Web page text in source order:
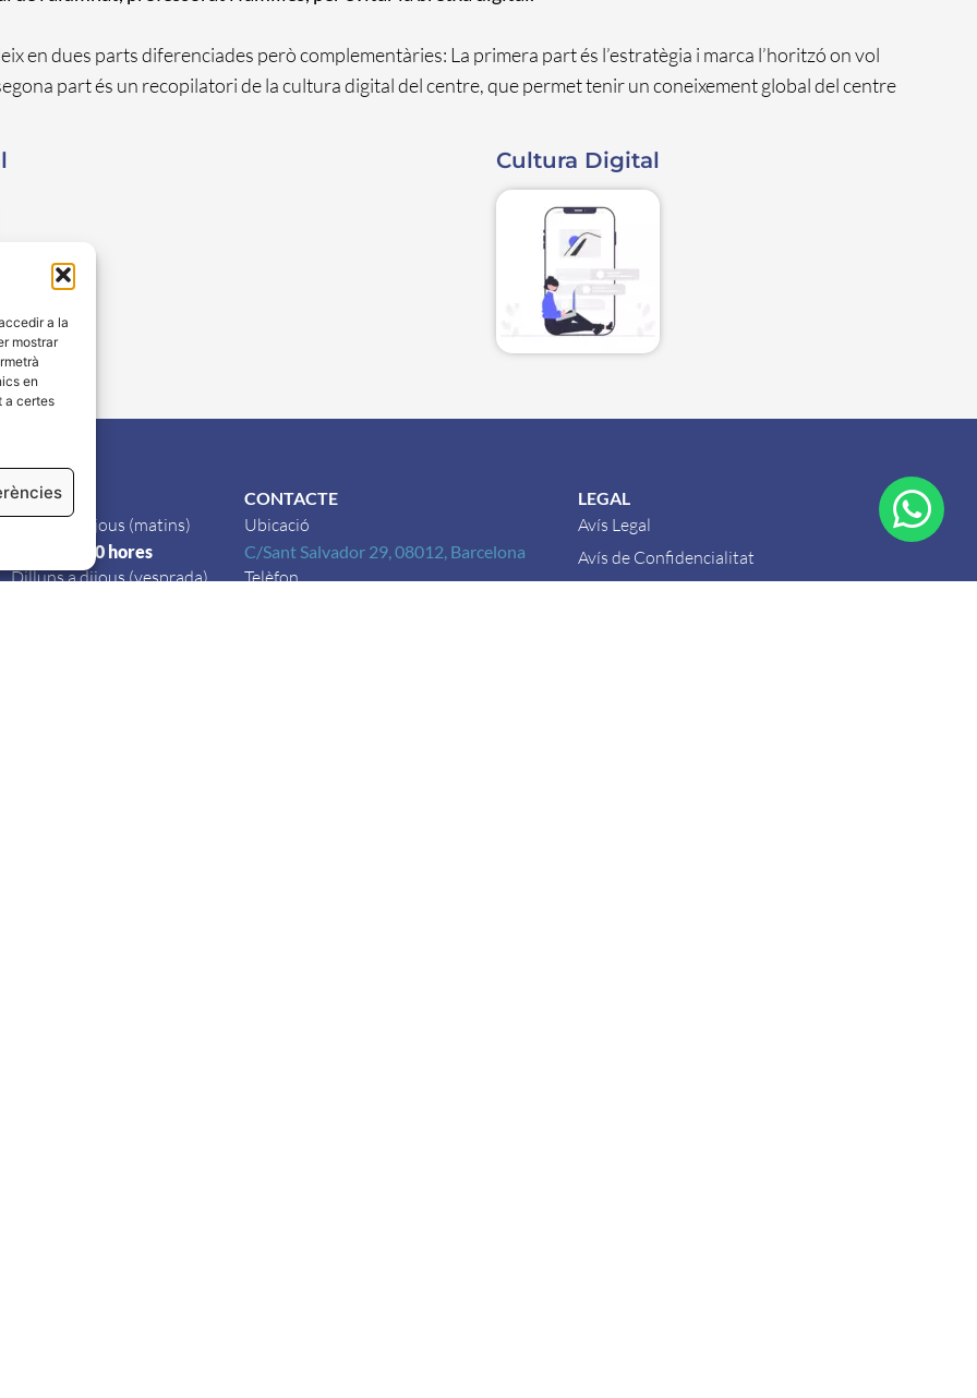
a la
mostrar
en
a certes
en dues parts diferenciades però complementàries: La primera part és l’estratègia i marca l’horitzó on vol
part és un recopilatori de la cultura digital del centre, que permet tenir un coneixement global del centre
Cultura Digital
HORARI
Dilluns a dijous (matins)
9:00 a 14:30 hores
Dilluns a dijous (vesprada)
CONTACTE
Ubicació
C/Sant Salvador 29, 08012, Barcelona
Telèfon
LEGAL
Avís Legal
Avís de Confidencialitat